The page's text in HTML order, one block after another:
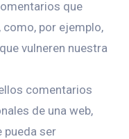
que
por ejemplo,
vulneren nuestra
comentarios
de una web,
pueda ser